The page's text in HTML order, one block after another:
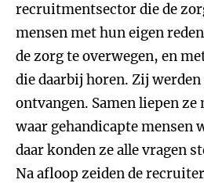
recruitmentsector die de
mensen met hun eigen
de zorg te overwegen, en
die daarbij horen. Zij
ontvangen. Samen liepen ze
waar gehandicapte mensen
daar konden ze alle vragen
Na afloop zeiden de